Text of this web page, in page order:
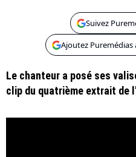
Suivez
Ajoutez Puremédias
Le chanteur a posé ses
clip du quatrième extrait de